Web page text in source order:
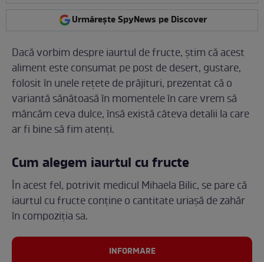
Urmărește SpyNews pe Discover
Dacă vorbim despre iaurtul de fructe, știm că acest
aliment este consumat pe post de desert, gustare,
folosit în unele rețete de prăjituri, prezentat că o
variantă sănătoasă în momentele în care vrem să
mâncăm ceva dulce, însă există câteva detalii la care
ar fi bine să fim atenți.
Cum alegem iaurtul cu fructe
În acest fel, potrivit medicul Mihaela Bilic, se pare că
iaurtul cu fructe conține o cantitate uriașă de zahăr
în compoziția sa.
INFORMARE